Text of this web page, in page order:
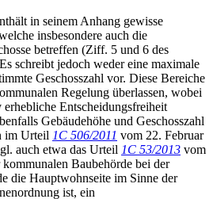
in seinem Anhang gewisse
insbesondere auch die
betreffen (Ziff. 5 und 6 des
schreibt jedoch weder eine maximale
Geschosszahl vor. Diese Bereiche
Regelung überlassen, wobei
Entscheidungsfreiheit
Gebäudehöhe und Geschosszahl
im Urteil 1C 506/2011 vom 22. Februar
auch etwa das Urteil 1C 53/2013 vom
Baubehörde bei der
die Hauptwohnseite im Sinne der
ist, ein